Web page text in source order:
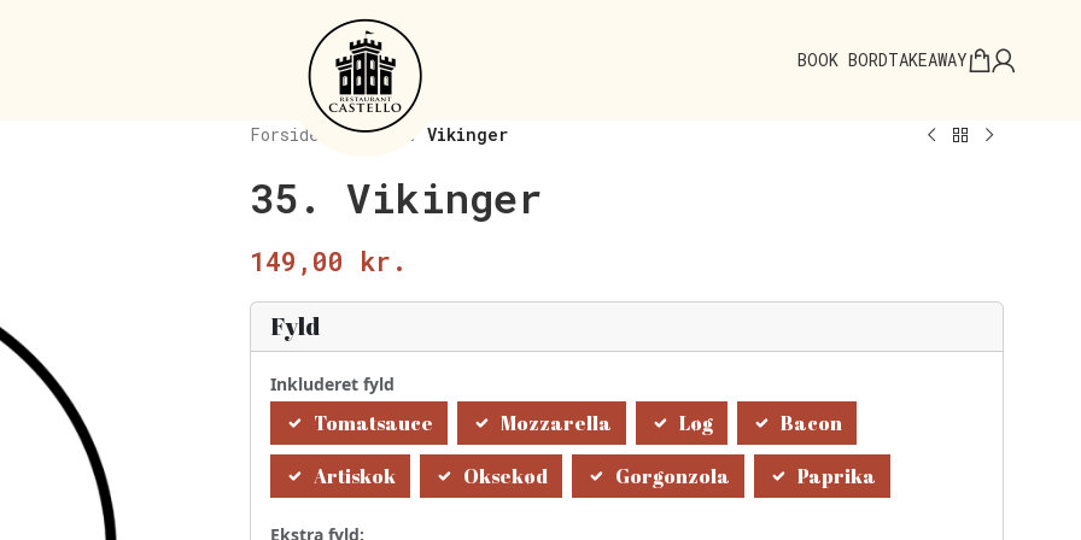
BOOK BORDTAKEAWAY
Forside Pizza/35. Vikinger
35. Vikinger
149,00 kr.